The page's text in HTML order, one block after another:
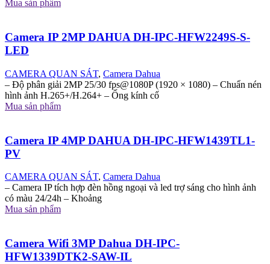
Mua sản phẩm
Camera IP 2MP DAHUA DH-IPC-HFW2249S-S-
LED
CAMERA QUAN SÁT, Camera Dahua
– Độ phân giải 2MP 25/30 fps@1080P (1920 × 1080) – Chuẩn nén
hình ảnh H.265+/H.264+ – Ống kính cố
Mua sản phẩm
Camera IP 4MP DAHUA DH-IPC-HFW1439TL1-
PV
CAMERA QUAN SÁT, Camera Dahua
– Camera IP tích hợp đèn hồng ngoại và led trợ sáng cho hình ảnh
có màu 24/24h – Khoảng
Mua sản phẩm
Camera Wifi 3MP Dahua DH-IPC-
HFW1339DTK2-SAW-IL